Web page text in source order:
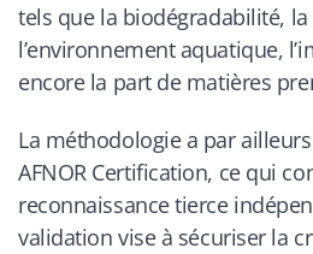
tels que la biodégradabilité,
l’environnement aquatique,
encore la part de matières
La méthodologie a par
AFNOR Certification, ce qui
reconnaissance tierce
validation vise à sécuriser la